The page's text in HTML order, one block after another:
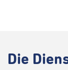
Die